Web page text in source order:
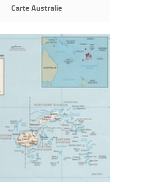
Carte Australie